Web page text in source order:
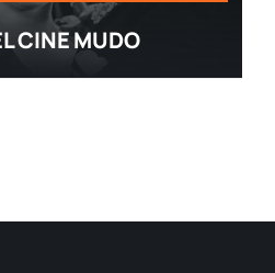
CINE MUDO